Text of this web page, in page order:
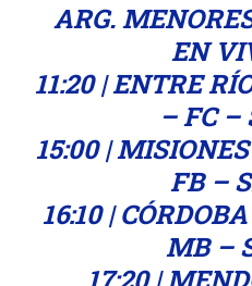
ARG.
EN
11:20 | ENTRE
– FC –
15:00 | MISIONES
FB –
16:10 | CÓRDOBA
MB –